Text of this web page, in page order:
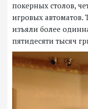
покерных столов,
игровых автоматов.
изъяли более
пятидесяти тысяч